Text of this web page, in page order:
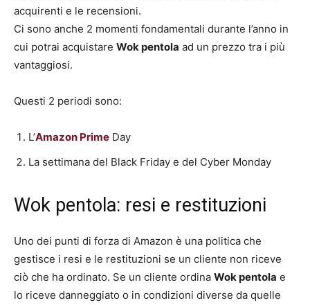
acquirenti e le recensioni.
Ci sono anche 2 momenti fondamentali durante l’anno in
cui potrai acquistare Wok pentola ad un prezzo tra i più
vantaggiosi.
Questi 2 periodi sono:
L’Amazon Prime Day
La settimana del Black Friday e del Cyber Monday
Wok pentola: resi e restituzioni
Uno dei punti di forza di Amazon è una politica che
gestisce i resi e le restituzioni se un cliente non riceve
ciò che ha ordinato. Se un cliente ordina Wok pentola e
lo riceve danneggiato o in condizioni diverse da quelle